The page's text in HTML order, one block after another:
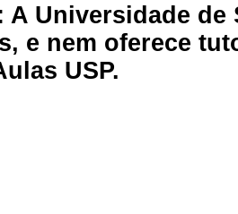
A Universidade
e nem oferece
USP.